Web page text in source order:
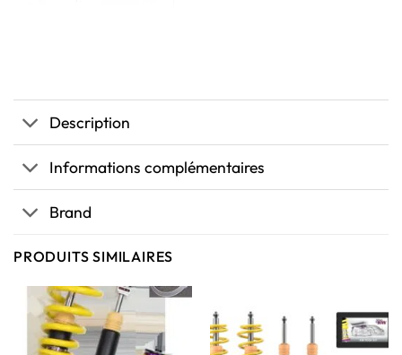
Description
Informations complémentaires
Brand
PRODUITS SIMILAIRES